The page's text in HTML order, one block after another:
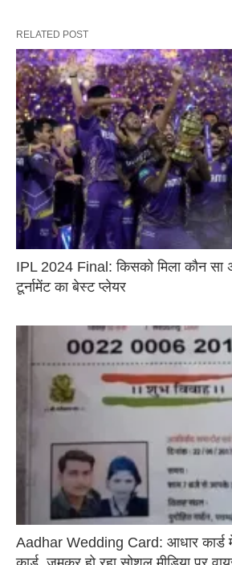
RELATED POST
IPL 2024 Final: किसको मिला कौन सा
टूर्नामेंट का बेस्ट प्लेयर
Aadhar Wedding Card: आधार कार्ड में